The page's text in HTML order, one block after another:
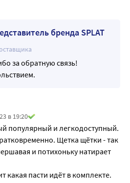
бренда SPLAT
за обратную связь!
в 19:20
популярный и легкодоступный.
Щетка щётки - так
и потихоньку натирает
какая пасти идёт в комплекте.